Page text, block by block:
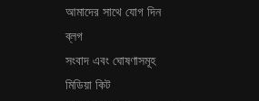
আমাদের সাথে যোগ দিন
ব্লগ
সংবাদ এবং ঘোষণাসমূহ
মিডিয়া কিট